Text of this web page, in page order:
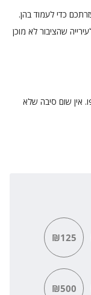
כדי לעמוד בהן.
שהציבור לא מוכן
אין שום סיבה שלא
₪125
₪500